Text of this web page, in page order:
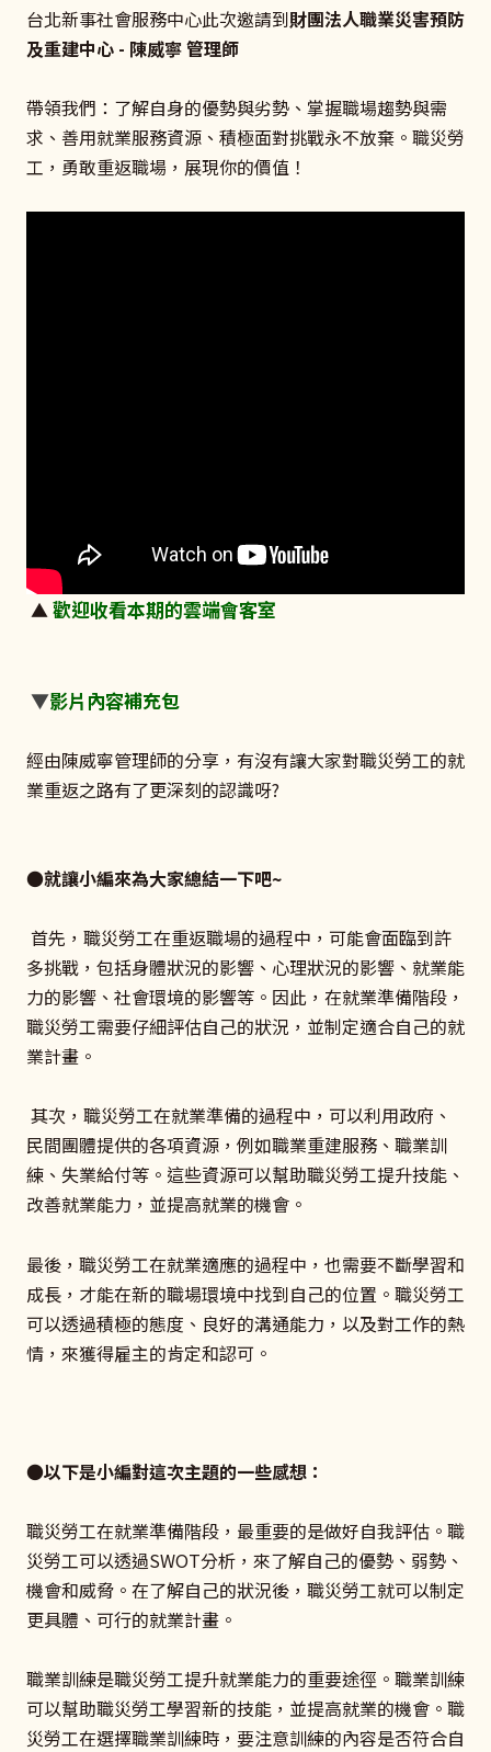
台北新事社會服務中心此次邀請到財團法人職業災害預防
及重建中心 - 陳威寧 管理師
帶領我們：了解自身的優勢與劣勢、掌握職場趨勢與需
求、善用就業服務資源、積極面對挑戰永不放棄。職災勞
工，勇敢重返職場，展現你的價值！
▲歡迎收看本期的雲端會客室
▼影片內容補充包
經由陳威寧管理師的分享，有沒有讓大家對職災勞工的就
業重返之路有了更深刻的認識呀?
●就讓小編來為大家總結一下吧~
首先，職災勞工在重返職場的過程中，可能會面臨到許
多挑戰，包括身體狀況的影響、心理狀況的影響、就業能
力的影響、社會環境的影響等。因此，在就業準備階段，
職災勞工需要仔細評估自己的狀況，並制定適合自己的就
業計畫。
其次，職災勞工在就業準備的過程中，可以利用政府、
民間團體提供的各項資源，例如職業重建服務、職業訓
練、失業給付等。這些資源可以幫助職災勞工提升技能、
改善就業能力，並提高就業的機會。
最後，職災勞工在就業適應的過程中，也需要不斷學習和
成長，才能在新的職場環境中找到自己的位置。職災勞工
可以透過積極的態度、良好的溝通能力，以及對工作的熱
情，來獲得雇主的肯定和認可。
●以下是小編對這次主題的一些感想：
職災勞工在就業準備階段，最重要的是做好自我評估。職
災勞工可以透過SWOT分析，來了解自己的優勢、弱勢、
機會和威脅。在了解自己的狀況後，職災勞工就可以制定
更具體、可行的就業計畫。
職業訓練是職災勞工提升就業能力的重要途徑。職業訓練
可以幫助職災勞工學習新的技能，並提高就業的機會。職
災勞工在選擇職業訓練時，要注意訓練的內容是否符合自